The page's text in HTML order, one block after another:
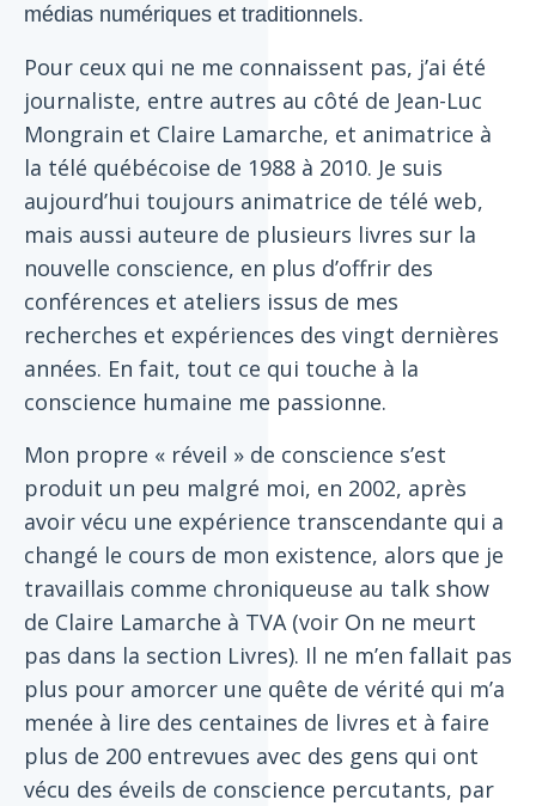
médias numériques et traditionnels.
Pour ceux qui ne me connaissent pas, j’ai été
journaliste, entre autres au côté de Jean-Luc
Mongrain et Claire Lamarche, et animatrice à
la télé québécoise de 1988 à 2010. Je suis
aujourd’hui toujours animatrice de télé web,
mais aussi auteure de plusieurs livres sur la
nouvelle conscience, en plus d’offrir des
conférences et ateliers issus de mes
recherches et expériences des vingt dernières
années. En fait, tout ce qui touche à la
conscience humaine me passionne.
Mon propre « réveil » de conscience s’est
produit un peu malgré moi, en 2002, après
avoir vécu une expérience transcendante qui a
changé le cours de mon existence, alors que je
travaillais comme chroniqueuse au talk show
de Claire Lamarche à TVA (voir On ne meurt
pas dans la section Livres). Il ne m’en fallait pas
plus pour amorcer une quête de vérité qui m’a
menée à lire des centaines de livres et à faire
plus de 200 entrevues avec des gens qui ont
vécu des éveils de conscience percutants, par